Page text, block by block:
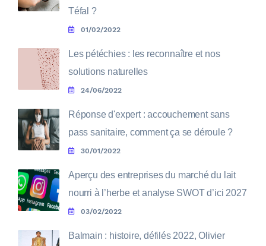
Téfal ?
01/02/2022
Les pétéchies : les reconnaître et nos
solutions naturelles
24/06/2022
Réponse d'expert : accouchement sans
pass sanitaire, comment ça se déroule ?
30/01/2022
Aperçu des entreprises du marché du lait
nourri à l’herbe et analyse SWOT d’ici 2027
03/02/2022
Balmain : histoire, défilés 2022, Olivier